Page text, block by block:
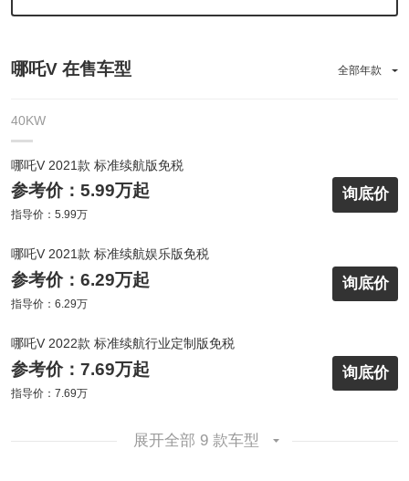
哪吒V 在售车型 全部年款
40KW
哪吒V 2021款 标准续航版免税
参考价：5.99万起
指导价：5.99万
询底价
哪吒V 2021款 标准续航娱乐版免税
参考价：6.29万起
指导价：6.29万
询底价
哪吒V 2022款 标准续航行业定制版免税
参考价：7.69万起
指导价：7.69万
询底价
展开全部 9 款车型